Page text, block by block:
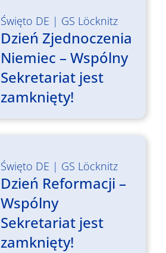
Święto DE | GS Löcknitz
Dzień Zjednoczenia
Niemiec – Wspólny
Sekretariat jest
zamknięty!
Święto DE | GS Löcknitz
Dzień Reformacji –
Wspólny
Sekretariat jest
zamknięty!